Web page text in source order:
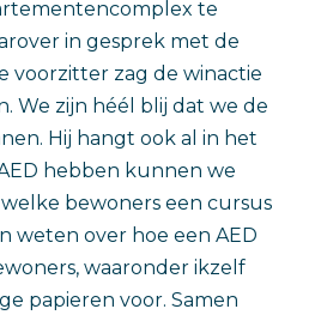
te
in gesprek met de
voorzitter zag de winactie
We zijn héél blij dat we de
Hij hangt ook al in het
hebben kunnen we
bewoners een cursus
weten over hoe een AED
waaronder ikzelf
papieren voor. Samen